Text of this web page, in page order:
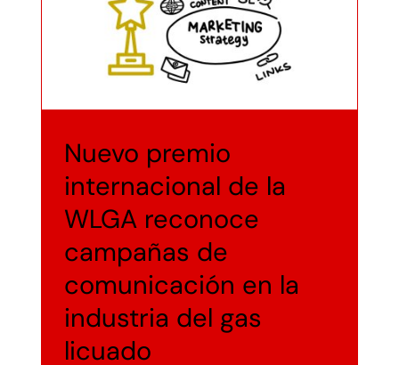
Precio del Gas LP
Contacto
Nuevo premio
internacional de la
WLGA reconoce
campañas de
comunicación en la
industria del gas
licuado